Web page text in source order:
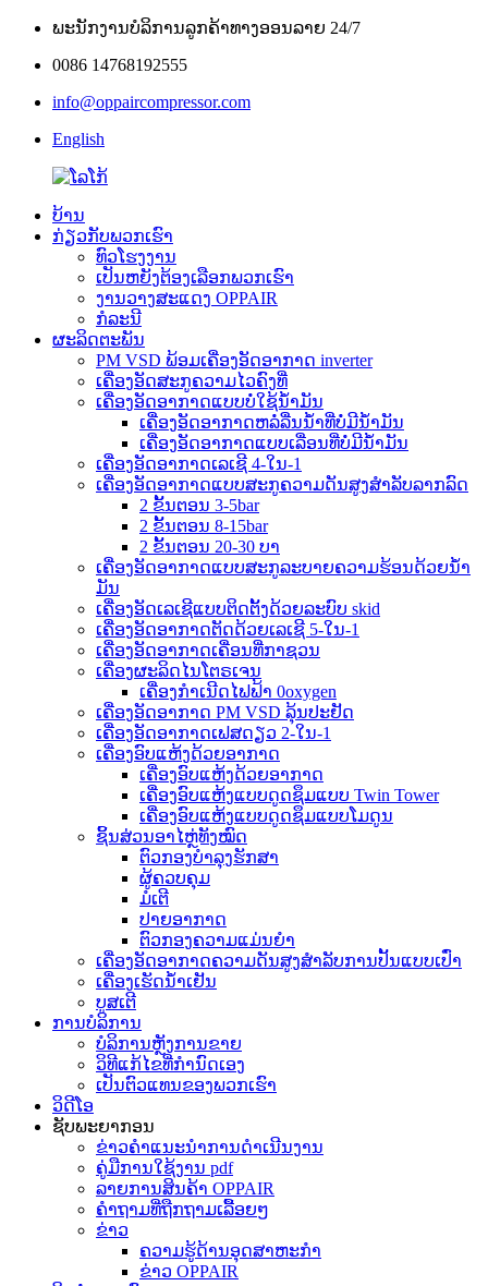
ພະນັກງານບໍລິການລູກຄ້າທາງອອນລາຍ 24/7
0086 14768192555
info@oppaircompressor.com
English
ບ້ານ
ກ່ຽວກັບພວກເຮົາ
ທົວໂຮງງານ
ເປັນຫຍັງຕ້ອງເລືອກພວກເຮົາ
ງານວາງສະແດງ OPPAIR
ກໍລະນີ
ຜະລິດຕະພັນ
PM VSD ພ້ອມເຄື່ອງອັດອາກາດ inverter
ເຄື່ອງອັດສະກູຄວາມໄວຄົງທີ່
ເຄື່ອງອັດອາກາດແບບບໍ່ໃຊ້ນ້ຳມັນ
ເຄື່ອງອັດອາກາດຫລໍ່ລື່ນນ້ຳທີ່ບໍ່ມີນ້ຳມັນ
ເຄື່ອງອັດອາກາດແບບເລື່ອນທີ່ບໍ່ມີນ້ຳມັນ
ເຄື່ອງອັດອາກາດເລເຊີ 4-ໃນ-1
ເຄື່ອງອັດອາກາດແບບສະກູຄວາມດັນສູງສຳລັບລາກລົດ
2 ຂັ້ນຕອນ 3-5bar
2 ຂັ້ນຕອນ 8-15bar
2 ຂັ້ນຕອນ 20-30 ບາ
ເຄື່ອງອັດອາກາດແບບສະກູລະບາຍຄວາມຮ້ອນດ້ວຍນ້ຳ
ມັນ
ເຄື່ອງອັດເລເຊີແບບຕິດຕັ້ງດ້ວຍລະບົບ skid
ເຄື່ອງອັດອາກາດຕັດດ້ວຍເລເຊີ 5-ໃນ-1
ເຄື່ອງອັດອາກາດເຄື່ອນທີ່ກາຊວນ
ເຄື່ອງຜະລິດໄນໂຕຣເຈນ
ເຄື່ອງກຳເນີດໄຟຟ້າ 0oxygen
ເຄື່ອງອັດອາກາດ PM VSD ລຸ້ນປະຢັດ
ເຄື່ອງອັດອາກາດເຟສດຽວ 2-ໃນ-1
ເຄື່ອງອົບແຫ້ງດ້ວຍອາກາດ
ເຄື່ອງອົບແຫ້ງດ້ວຍອາກາດ
ເຄື່ອງອົບແຫ້ງແບບດູດຊຶມແບບ Twin Tower
ເຄື່ອງອົບແຫ້ງແບບດູດຊຶມແບບໂມດູນ
ຊິ້ນສ່ວນອາໄຫຼ່ທັງໝົດ
ຕົວກອງບຳລຸງຮັກສາ
ຜູ້ຄວບຄຸມ
ມໍເຕີ
ປາຍອາກາດ
ຕົວກອງຄວາມແມ່ນຍໍາ
ເຄື່ອງອັດອາກາດຄວາມດັນສູງສຳລັບການປັ້ນແບບເປົ່າ
ເຄື່ອງເຮັດນ້ຳເຢັນ
ບູສເຕີ
ການບໍລິການ
ບໍລິການຫຼັງການຂາຍ
ວິທີແກ້ໄຂທີ່ກຳນົດເອງ
ເປັນຕົວແທນຂອງພວກເຮົາ
ວິດີໂອ
ຊັບພະຍາກອນ
ຂ່າວຄຳແນະນຳການດຳເນີນງານ
ຄູ່ມືການໃຊ້ງານ pdf
ລາຍການສິນຄ້າ OPPAIR
ຄຳຖາມທີ່ຖືກຖາມເລື້ອຍໆ
ຂ່າວ
ຄວາມຮູ້ດ້ານອຸດສາຫະກໍາ
ຂ່າວ OPPAIR